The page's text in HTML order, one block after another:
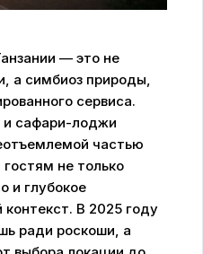
— это не
а симбиоз природы,
сервиса.
и сафари-лоджи
частью
не только
и глубокое
контекст. В 2025 году
ради роскоши, а